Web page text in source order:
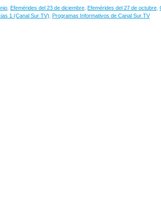
Efemérides del 23 de diciembre Efemérides del 27 de octubre
1 (Canal Sur TV) Programas Informativos de Canal Sur TV